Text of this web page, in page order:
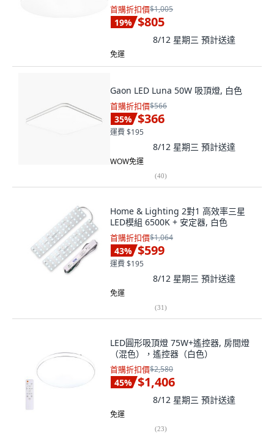
首購折扣價$1,005
19% $805
8/12 星期三 預計送達
免運
Gaon LED Luna 50W 吸頂燈, 白色
首購折扣價$566
35% $366
運費 $195
8/12 星期三 預計送達
WOW免運
(40)
Home & Lighting 2對1 高效率三星
LED模組 6500K + 安定器, 白色
首購折扣價$1,064
43% $599
運費 $195
8/12 星期三 預計送達
免運
(31)
LED圓形吸頂燈 75W+遙控器, 房間燈
（混色），遙控器（白色）
首購折扣價$2,580
45% $1,406
8/12 星期三 預計送達
免運
(23)